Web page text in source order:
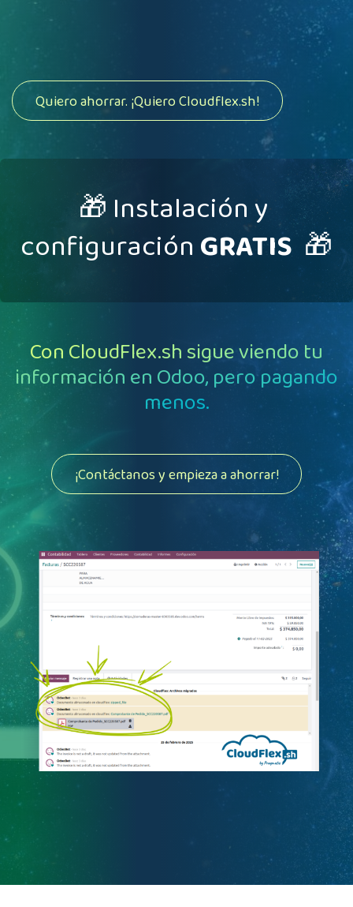
Quiero ahorrar. ¡Quiero Cloudflex.sh!
🎁 Instalacióny
configuraciónGRATIS 🎁
Con CloudFlex.sh sigue viendo tu
información en Odoo, pero pagando
menos.
¡Contáctanos y empieza a ahorrar!